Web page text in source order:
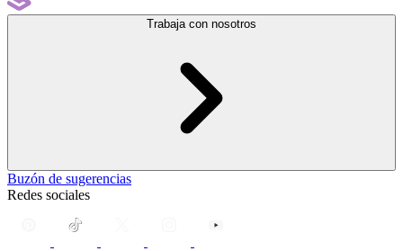
Trabaja con nosotros
Buzón de sugerencias
Redes sociales